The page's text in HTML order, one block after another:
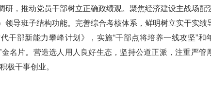
，推动党员干部树立正确政绩观。聚焦经济建设主战场配
导班子结构功能。完善综合考核体系，鲜明树立实干实绩
干部新能力攀峰计划》，实施“干部点将培养一线攻坚”和
金名片。营造选人用人良好生态，坚持公道正派，注重严管
极干事创业。